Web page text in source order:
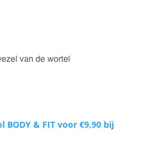
BODY & FIT voor €9,90 bij